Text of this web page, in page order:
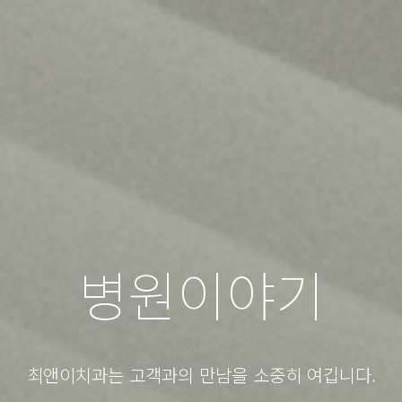
병원이야기
최앤이치과는 고객과의 만남을 소중히 여깁니다.